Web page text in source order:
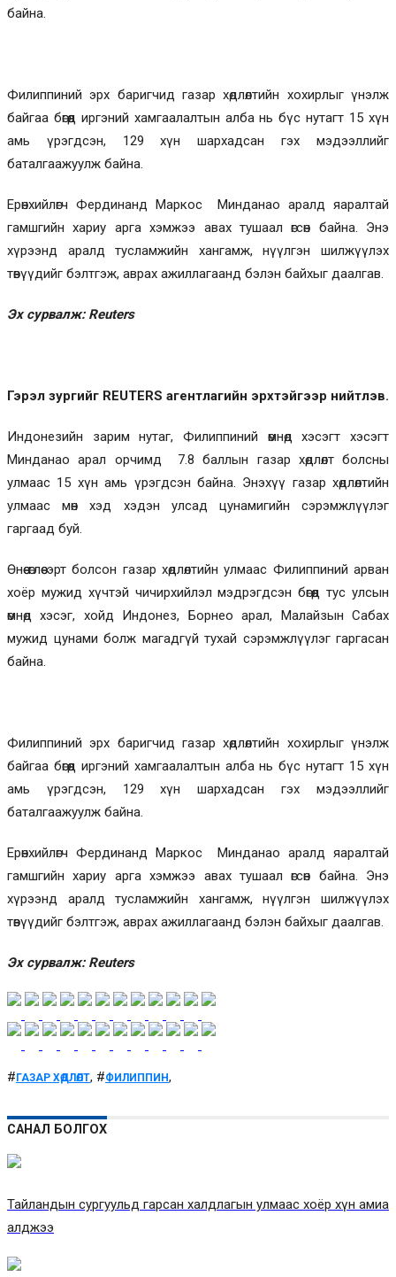
байна.
Филиппиний эрх баригчид газар хөдлөлтийн хохирлыг үнэлж
байгаа бөгөөд иргэний хамгаалалтын алба нь бүс нутагт 15 хүн
амь үрэгдсэн, 129 хүн шархадсан гэх мэдээллийг
баталгаажуулж байна.
Ерөнхийлөгч Фердинанд Маркос Минданао аралд яаралтай
гамшгийн хариу арга хэмжээ авах тушаал өгсөн байна. Энэ
хүрээнд аралд тусламжийн хангамж, нүүлгэн шилжүүлэх
төвүүдийг бэлтгэж, аврах ажиллагаанд бэлэн байхыг даалгав.
Эх сурвалж: Reuters
Гэрэл зургийг REUTERS агентлагийн эрхтэйгээр нийтлэв.
Индонезийн зарим нутаг, Филиппиний өмнөд хэсэгт хэсэгт
Минданао арал орчимд 7.8 баллын газар хөдлөлт болсны
улмаас 15 хүн амь үрэгдсэн байна. Энэхүү газар хөдлөлтийн
улмаас мөн хэд хэдэн улсад цунамигийн сэрэмжлүүлэг
гаргаад буй.
Өнөө өглөө эрт болсон газар хөдлөлтийн улмаас Филиппиний арван
хоёр мужид хүчтэй чичирхийлэл мэдрэгдсэн бөгөөд тус улсын
өмнөд хэсэг, хойд Индонез, Борнео арал, Малайзын Сабах
мужид цунами болж магадгүй тухай сэрэмжлүүлэг гаргасан
байна.
Филиппиний эрх баригчид газар хөдлөлтийн хохирлыг үнэлж
байгаа бөгөөд иргэний хамгаалалтын алба нь бүс нутагт 15 хүн
амь үрэгдсэн, 129 хүн шархадсан гэх мэдээллийг
баталгаажуулж байна.
Ерөнхийлөгч Фердинанд Маркос Минданао аралд яаралтай
гамшгийн хариу арга хэмжээ авах тушаал өгсөн байна. Энэ
хүрээнд аралд тусламжийн хангамж, нүүлгэн шилжүүлэх
төвүүдийг бэлтгэж, аврах ажиллагаанд бэлэн байхыг даалгав.
Эх сурвалж: Reuters
# ГАЗАР ХӨДЛӨЛТ, #ФИЛИППИН,
САНАЛ БОЛГОХ
Тайландын сургуульд гарсан халдлагын улмаас хоёр хүн амиа
алджээ